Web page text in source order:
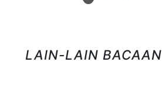
LAIN-LAIN BACAAN